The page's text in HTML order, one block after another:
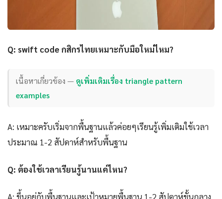
Q: swift code กสิกรไทยเหมาะกับมือใหม่ไหม?
เนื้อหาเกี่ยวข้อง — ดูเพิ่มเติมเรื่อง triangle pattern
examples
A: เหมาะครับเริ่มจากพื้นฐานแล้วค่อยๆเรียนรู้เพิ่มเติมใช้เวลา
ประมาณ 1-2 สัปดาห์สำหรับพื้นฐาน
Q: ต้องใช้เวลาเรียนรู้นานแค่ไหน?
A: ขึ้นอยู่กับพื้นฐานและเป้าหมายพื้นฐาน 1-2 สัปดาห์ขั้นกลาง